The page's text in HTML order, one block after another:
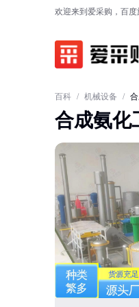
欢迎来到爱采购，百度
百科 / 机械设备 /
合成氨化